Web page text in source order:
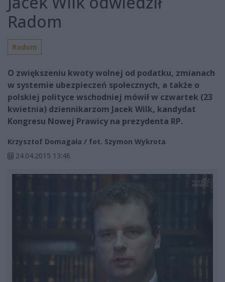
Radom
Radom
O zwiększeniu kwoty wolnej od podatku, zmianach
w systemie ubezpieczeń społecznych, a także o
polskiej polityce wschodniej mówił w czwartek (23
kwietnia) dziennikarzom Jacek Wilk, kandydat
Kongresu Nowej Prawicy na prezydenta RP.
Krzysztof Domagała / fot. Szymon Wykrota
24.04.2015 13:46